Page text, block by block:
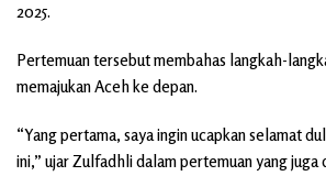
2025.
Pertemuan tersebut membahas langkah-
memajukan Aceh ke depan.
“Yang pertama, saya ingin ucapkan selamat
ini,” ujar Zulfadhli dalam pertemuan yang juga